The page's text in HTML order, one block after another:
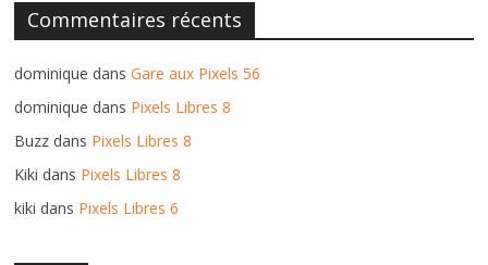
Commentaires récents
dominique dansGare aux Pixels 56
dominique dans Pixels Libres 8
Buzz dans Pixels Libres 8
Kiki dans Pixels Libres 8
kiki dans Pixels Libres 6